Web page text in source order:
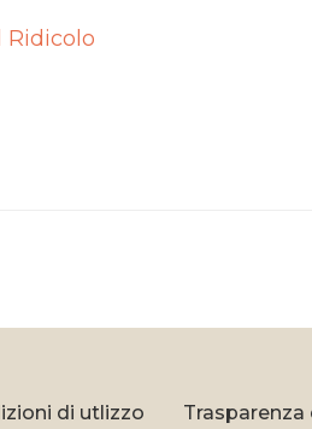
Ridicolo
di utlizzo